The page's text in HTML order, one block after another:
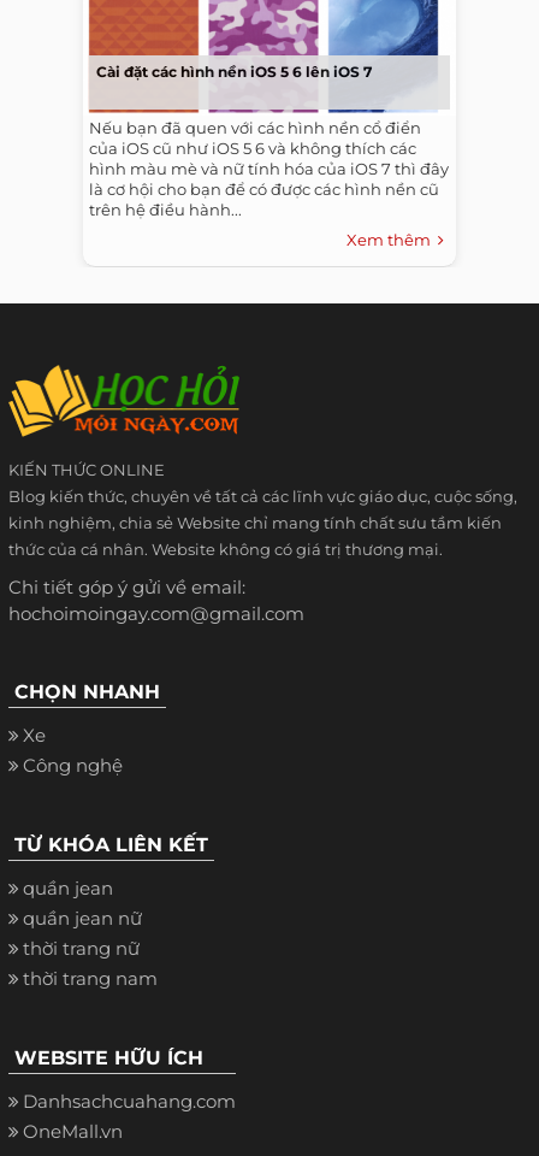
Cài đặt các hình nền iOS 5 6 lên iOS 7
Nếu bạn đã quen với các hình nền cổ điển
của iOS cũ như iOS 5 6 và không thích các
hình màu mè và nữ tính hóa của iOS 7 thì đây
là cơ hội cho bạn để có được các hình nền cũ
trên hệ điều hành...
Xem thêm
KIẾN THỨC ONLINE
Blog kiến thức, chuyên về tất cả các lĩnh vực giáo dục, cuộc sống,
kinh nghiệm, chia sẻ Website chỉ mang tính chất sưu tầm kiến
thức của cá nhân. Website không có giá trị thương mại.
Chi tiết góp ý gửi về email:
hochoimoingay.com@gmail.com
CHỌN NHANH
Xe
Công nghệ
TỪ KHÓA LIÊN KẾT
quần jean
quần jean nữ
thời trang nữ
thời trang nam
WEBSITE HỮU ÍCH
Danhsachcuahang.com
OneMall.vn